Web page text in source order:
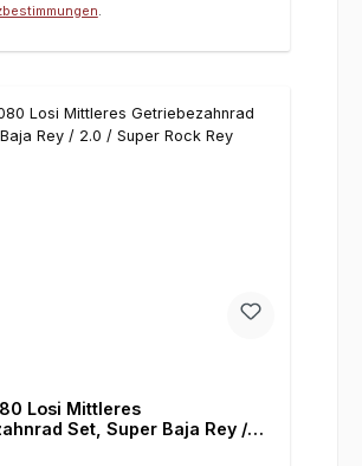
Losi Mittleres
Set, Super Baja Rey /